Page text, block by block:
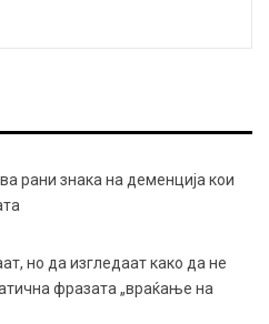
рани знака на деменција кои
но да изгледаат како да не
фразата „враќање на